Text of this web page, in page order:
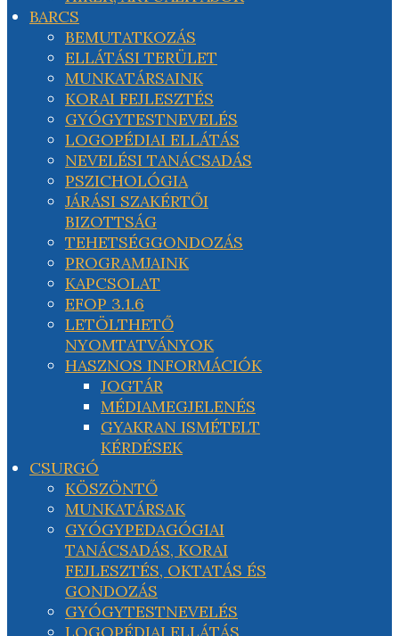
BARCS
BEMUTATKOZÁS
ELLÁTÁSI TERÜLET
MUNKATÁRSAINK
KORAI FEJLESZTÉS
GYÓGYTESTNEVELÉS
LOGOPÉDIAI ELLÁTÁS
NEVELÉSI TANÁCSADÁS
PSZICHOLÓGIA
JÁRÁSI SZAKÉRTŐI
BIZOTTSÁG
TEHETSÉGGONDOZÁS
PROGRAMJAINK
KAPCSOLAT
EFOP 3.1.6
LETÖLTHETŐ
NYOMTATVÁNYOK
HASZNOS INFORMÁCIÓK
JOGTÁR
MÉDIAMEGJELENÉS
GYAKRAN ISMÉTELT
KÉRDÉSEK
CSURGÓ
KÖSZÖNTŐ
MUNKATÁRSAK
GYÓGYPEDAGÓGIAI
TANÁCSADÁS, KORAI
FEJLESZTÉS, OKTATÁS ÉS
GONDOZÁS
GYÓGYTESTNEVELÉS
LOGOPÉDIAI ELLÁTÁS